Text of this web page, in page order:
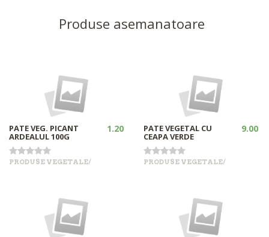
Produse asemanatoare
PATE VEG. PICANT
ARDEALUL 100G
1.20
PRODUSE VEGETALE/
PATE VEGETAL CU
CEAPA VERDE
9.00
PRODUSE VEGETALE/